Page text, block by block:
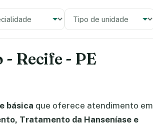
unidade
Recife - PE
básica que oferece atendimento em
Tratamento da Hanseníase e